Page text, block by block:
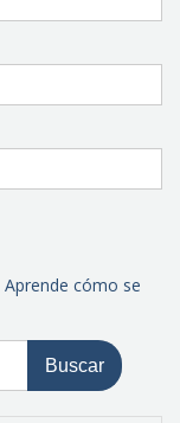
Aprende cómo se